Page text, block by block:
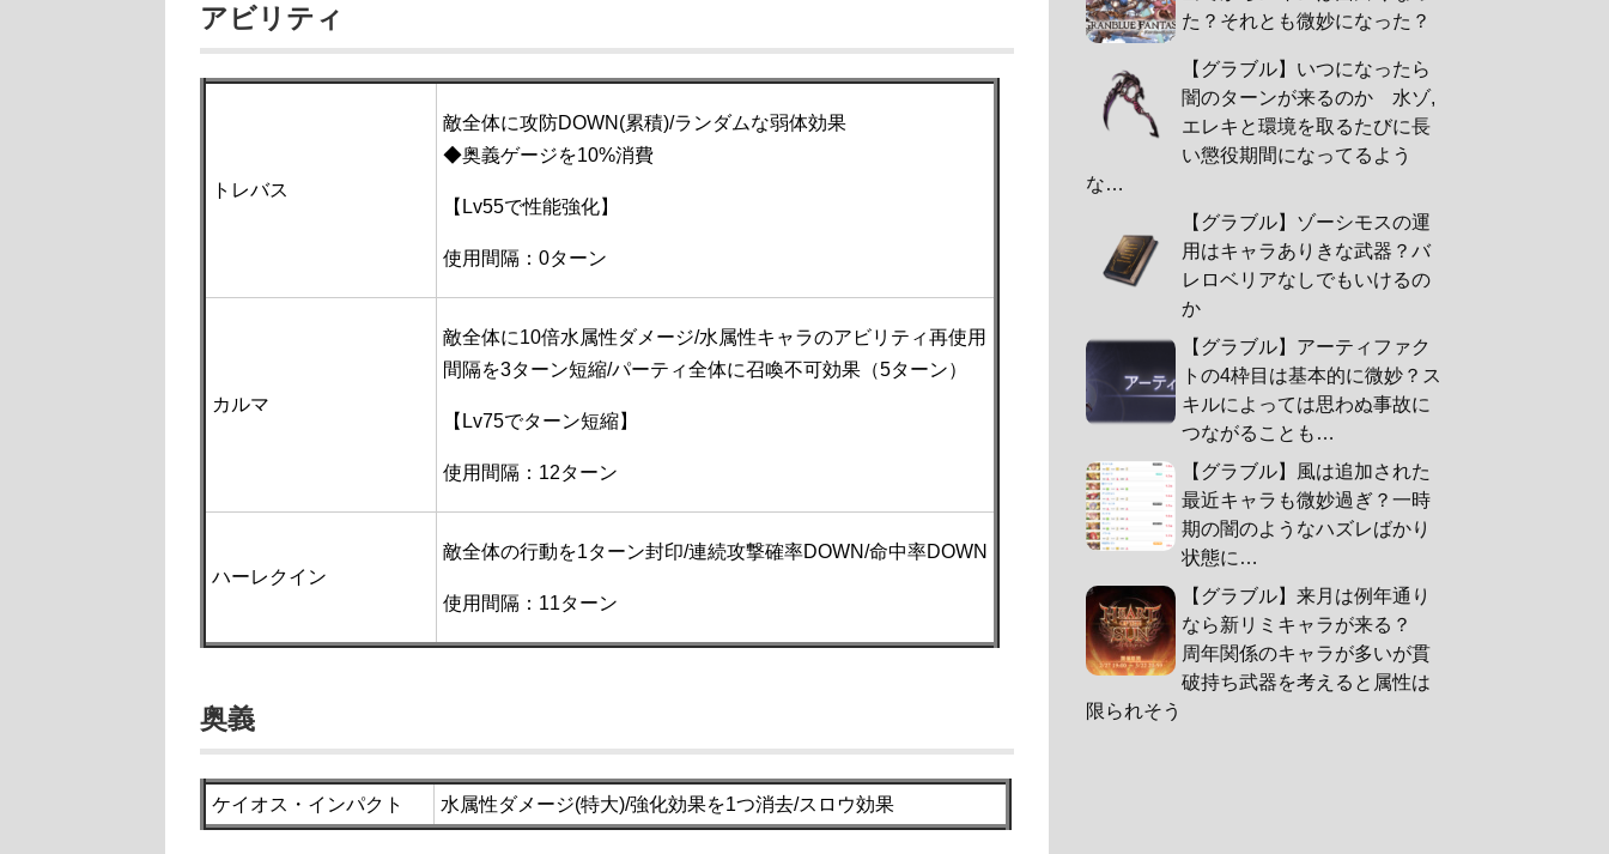
アビリティ
トレバス
敵全体に攻防DOWN(累積)/ランダムな弱体効果
◆奥義ゲージを10%消費
【Lv55で性能強化】
使用間隔：0ターン
カルマ
敵全体に10倍水属性ダメージ/水属性キャラのアビリティ再使用
間隔を3ターン短縮/パーティ全体に召喚不可効果（5ターン）
【Lv75でターン短縮】
使用間隔：12ターン
ハーレクイン
敵全体の行動を1ターン封印/連続攻撃確率DOWN/命中率DOWN
使用間隔：11ターン
奥義
ケイオス・インパクト 水属性ダメージ(特大)/強化効果を1つ消去/スロウ効果
た？それとも微妙になった？
【グラブル】いつになったら
闇のターンが来るのか 水ゾ,
エレキと環境を取るたびに長
い懲役期間になってるよう
な…
【グラブル】ゾーシモスの運
用はキャラありきな武器？バ
レロベリアなしでもいけるの
か
【グラブル】アーティファク
トの4枠目は基本的に微妙？ス
キルによっては思わぬ事故に
つながることも…
【グラブル】風は追加された
最近キャラも微妙過ぎ？一時
期の闇のようなハズレばかり
状態に…
【グラブル】来月は例年通り
なら新リミキャラが来る？
周年関係のキャラが多いが貫
破持ち武器を考えると属性は
限られそう